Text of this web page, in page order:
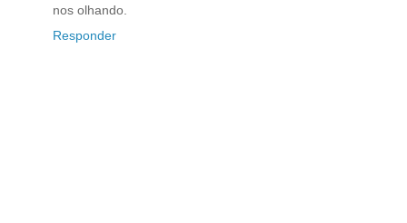
nos olhando.
Responder